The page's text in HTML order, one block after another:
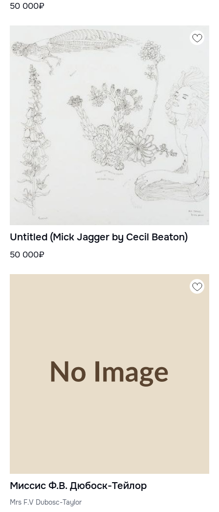
50 000₽
Untitled (Mick Jagger by Cecil Beaton)
50 000₽
Миссис Ф.В. Дюбоск-Тейлор
Mrs F.V Dubosc-Taylor